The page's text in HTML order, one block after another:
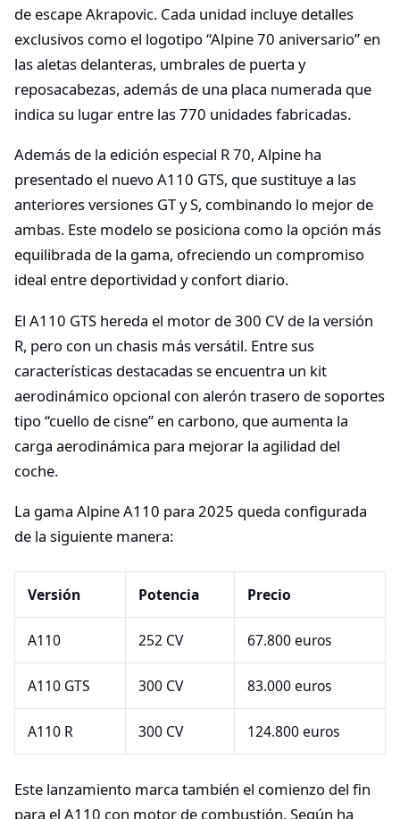
de escape Akrapovic. Cada unidad incluye detalles
exclusivos como el logotipo “Alpine 70 aniversario” en
las aletas delanteras, umbrales de puerta y
reposacabezas, además de una placa numerada que
indica su lugar entre las 770 unidades fabricadas.
Además de la edición especial R 70, Alpine ha
presentado el nuevo A110 GTS, que sustituye a las
anteriores versiones GT y S, combinando lo mejor de
ambas. Este modelo se posiciona como la opción más
equilibrada de la gama, ofreciendo un compromiso
ideal entre deportividad y confort diario.
El A110 GTS hereda el motor de 300 CV de la versión
R, pero con un chasis más versátil. Entre sus
características destacadas se encuentra un kit
aerodinámico opcional con alerón trasero de soportes
tipo “cuello de cisne” en carbono, que aumenta la
carga aerodinámica para mejorar la agilidad del
coche.
La gama Alpine A110 para 2025 queda configurada
de la siguiente manera:
Versión Potencia Precio
A110 252 CV 67.800 euros
A110 GTS 300 CV 83.000 euros
A110 R 300 CV 124.800 euros
Este lanzamiento marca también el comienzo del fin
para el A110 con motor de combustión. Según ha